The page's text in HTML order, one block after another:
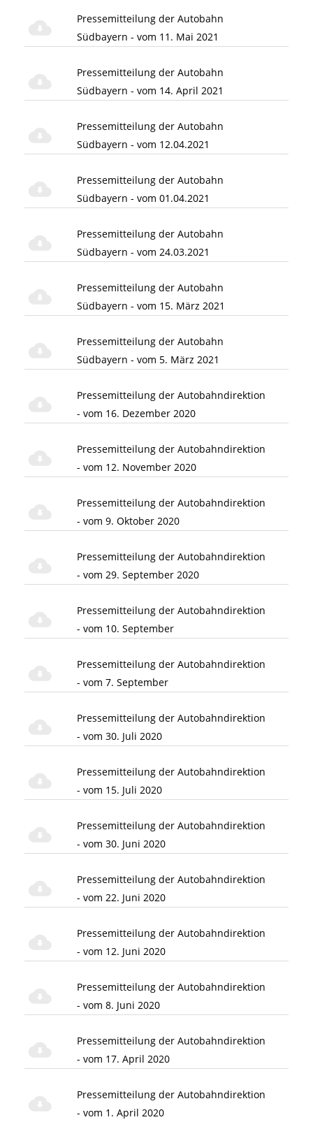
Pressemitteilung der Autobahn
Südbayern - vom 11. Mai 2021
Pressemitteilung der Autobahn
Südbayern - vom 14. April 2021
Pressemitteilung der Autobahn
Südbayern - vom 12.04.2021
Pressemitteilung der Autobahn
Südbayern - vom 01.04.2021
Pressemitteilung der Autobahn
Südbayern - vom 24.03.2021
Pressemitteilung der Autobahn
Südbayern - vom 15. März 2021
Pressemitteilung der Autobahn
Südbayern - vom 5. März 2021
Pressemitteilung der Autobahndirektion
- vom 16. Dezember 2020
Pressemitteilung der Autobahndirektion
- vom 12. November 2020
Pressemitteilung der Autobahndirektion
- vom 9. Oktober 2020
Pressemitteilung der Autobahndirektion
- vom 29. September 2020
Pressemitteilung der Autobahndirektion
- vom 10. September
Pressemitteilung der Autobahndirektion
- vom 7. September
Pressemitteilung der Autobahndirektion
- vom 30. Juli 2020
Pressemitteilung der Autobahndirektion
- vom 15. Juli 2020
Pressemitteilung der Autobahndirektion
- vom 30. Juni 2020
Pressemitteilung der Autobahndirektion
- vom 22. Juni 2020
Pressemitteilung der Autobahndirektion
- vom 12. Juni 2020
Pressemitteilung der Autobahndirektion
- vom 8. Juni 2020
Pressemitteilung der Autobahndirektion
- vom 17. April 2020
Pressemitteilung der Autobahndirektion
- vom 1. April 2020